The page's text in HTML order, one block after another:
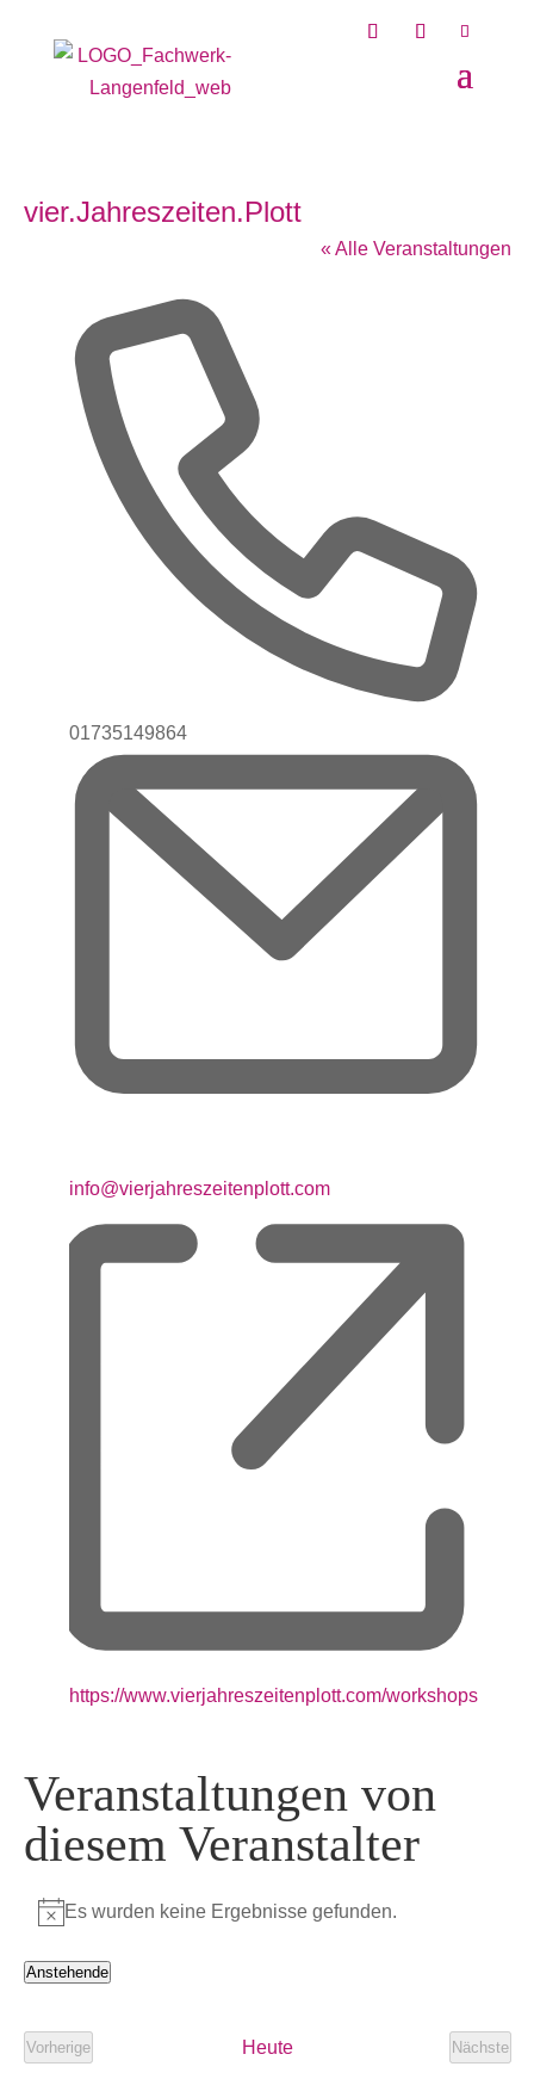
vier.Jahreszeiten.Plott
« Alle Veranstaltungen
Telefon
01735149864
Email
info@vierjahreszeitenplott.com
Webseite
https://www.vierjahreszeitenplott.com/workshops
Veranstaltungen von
diesem Veranstalter
Hinweis
Es wurden keine Ergebnisse gefunden.
Anstehende
wählen.
Vorherige
Veranstaltungen
Heute
Nächste